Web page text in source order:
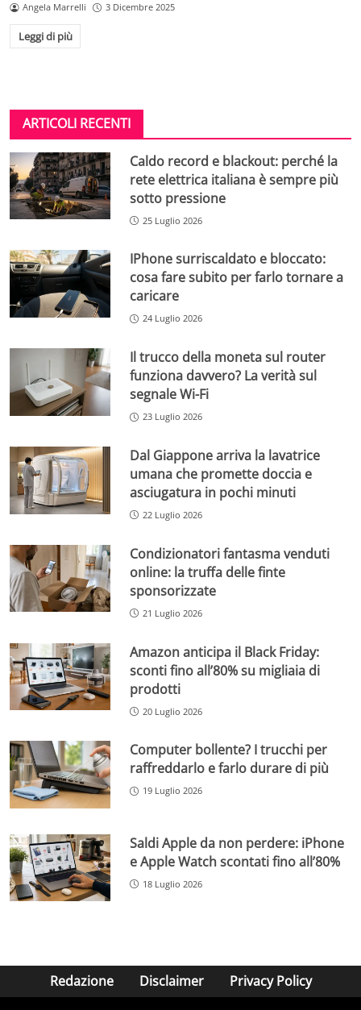
Angela Marrelli 3 Dicembre 2025
Leggi di più
ARTICOLI RECENTI
Caldo record e blackout: perché la
rete elettrica italiana è sempre più
sotto pressione
25 Luglio 2026
IPhone surriscaldato e bloccato:
cosa fare subito per farlo tornare a
caricare
24 Luglio 2026
Il trucco della moneta sul router
funziona davvero? La verità sul
segnale Wi-Fi
23 Luglio 2026
Dal Giappone arriva la lavatrice
umana che promette doccia e
asciugatura in pochi minuti
22 Luglio 2026
Condizionatori fantasma venduti
online: la truffa delle finte
sponsorizzate
21 Luglio 2026
Amazon anticipa il Black Friday:
sconti fino all’80% su migliaia di
prodotti
20 Luglio 2026
Computer bollente? I trucchi per
raffreddarlo e farlo durare di più
19 Luglio 2026
Saldi Apple da non perdere: iPhone
e Apple Watch scontati fino all’80%
18 Luglio 2026
Redazione Disclaimer Privacy Policy